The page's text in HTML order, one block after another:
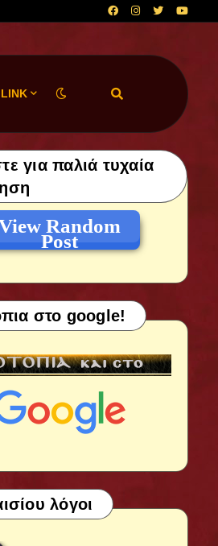
LINK
για παλιά τυχαία
Random
Post
στο google!
λόγοι